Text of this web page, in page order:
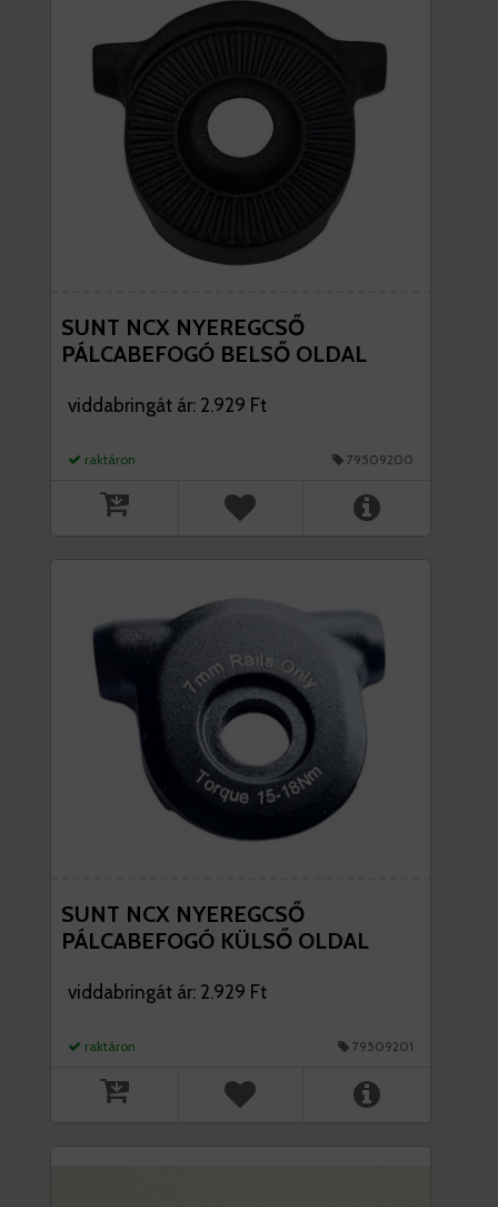
SUNT NCX NYEREGCSŐ
PÁLCABEFOGÓ BELSŐ OLDAL
viddabringát ár: 2.929 Ft
raktáron 79509200
SUNT NCX NYEREGCSŐ
PÁLCABEFOGÓ KÜLSŐ OLDAL
viddabringát ár: 2.929 Ft
raktáron 79509201